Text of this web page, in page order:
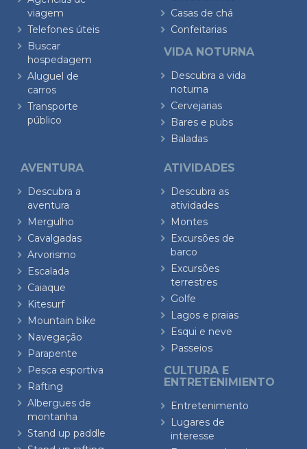
viagem
Telefones úteis
Buscar
hospedagem
Aluguel de
carros
Transporte
público
Casas de chá
Confeitarias
VIDA NOTURNA
Descubra a vida
noturna
Cervejarias
Bares e pubs
Baladas
AVENTURA
Descubra a
aventura
Mergulho
Cavalgadas
Arvorismo
Escalada
Caiaque
Kitesurf
Mountain bike
Navegação
Parapente
Pesca esportiva
Rafting
Albergues de
montanha
Stand up paddle
ATIVIDADES
Descubra as
atividades
Montes
Excursões de
barco
Excursões
terrestres
Golfe
Lagos e praias
Esqui e neve
Passeios
CULTURA E
ENTRETENIMIENTO
Entretenimento
Lugares de
interesse